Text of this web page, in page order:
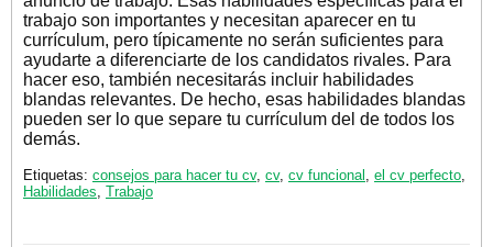
trabajo son importantes y necesitan aparecer en tu
currículum, pero típicamente no serán suficientes para
ayudarte a diferenciarte de los candidatos rivales. Para
hacer eso, también necesitarás incluir habilidades
blandas relevantes. De hecho, esas habilidades blandas
pueden ser lo que separe tu currículum del de todos los
demás.
Etiquetas: consejos para hacer tu cv, cv, cv funcional el cv perfecto
Habilidades Trabajo